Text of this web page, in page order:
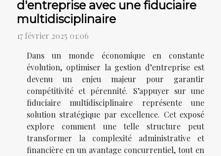
d'entreprise avec une fiduciaire
multidisciplinaire
17 février 2025 01:06
Dans un monde économique en constante
évolution, optimiser la gestion d’entreprise est
devenu un enjeu majeur pour garantir
compétitivité et pérennité. S’appuyer sur une
fiduciaire multidisciplinaire représente une
solution stratégique par excellence. Cet exposé
explore comment une telle structure peut
transformer la complexité administrative et
financière en un avantage concurrentiel, tout en